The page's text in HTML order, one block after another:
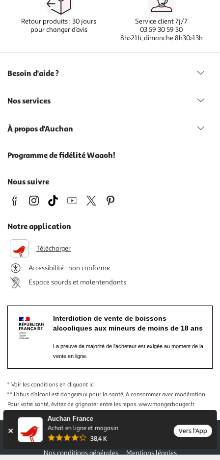
Auchan France
Achat en ligne et magasin
38,4 K
Vers l'App
Retour produits : 30 jours
pour changer d’avis
Service client 7j/7
03 59 30 59 30
8h>21h, dimanche 8h30>13h
Besoin d'aide ?
Nos services
À propos d'Auchan
Programme de fidélité Waaoh!
Nous suivre
Notre application
Télécharger
Accessibilité : non conforme
Espace sourds et malentendants
Interdiction de vente de boissons
alcooliques aux mineurs de moins de 18 ans
La preuve de majorité de l'acheteur est exigée au moment de la
vente en ligne.
* Voir les conditions en cliquant ici
** L’abus d’alcool est dangereux pour la santé, à consommer avec modération
Pour votre santé, évitez de grignoter entre les repas. www.mangerbouger.fr
Nos conditions générales
Mentions légales